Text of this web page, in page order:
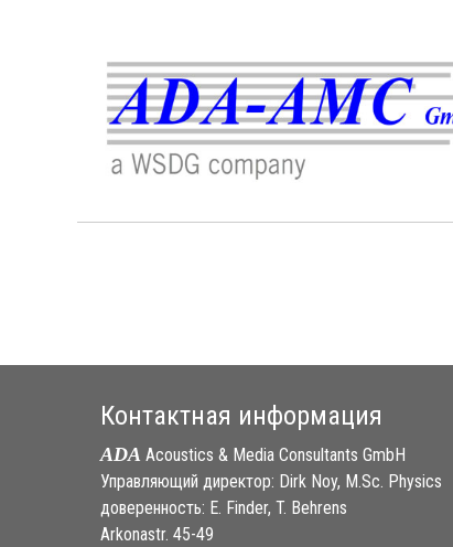
Контактная информация
ADA Acoustics & Media Consultants GmbH
Управляющий директор: Dirk Noy, M.Sc. Physics
доверенность: E. Finder, T. Behrens
Arkonastr. 45-49